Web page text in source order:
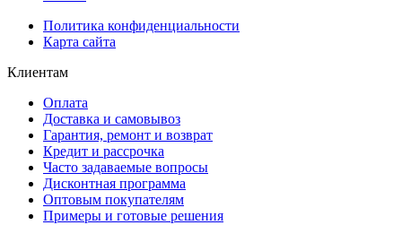
Политика конфиденциальности
Карта сайта
Клиентам
Оплата
Доставка и самовывоз
Гарантия, ремонт и возврат
Кредит и рассрочка
Часто задаваемые вопросы
Дисконтная программа
Оптовым покупателям
Примеры и готовые решения